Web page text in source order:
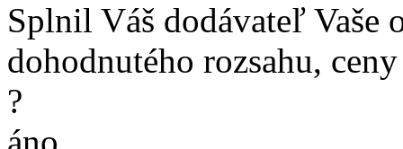
Splnil Váš dodávateľ Vaše
dohodnutého rozsahu,
?